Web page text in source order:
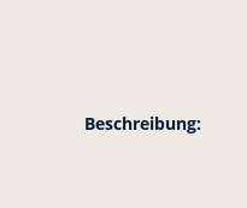
Beschreibung: